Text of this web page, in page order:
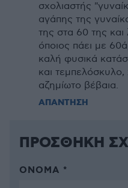
σχολιαστής
αγάπης της
της στα 60 της και
όποιος πάει με
καλή φυσικά
και
αζημίωτο βέβαια.
ΑΠΑΝΤΗΣΗ
ΠΡΟΣΘΗΚΗ
ΌΝΟΜΑ *